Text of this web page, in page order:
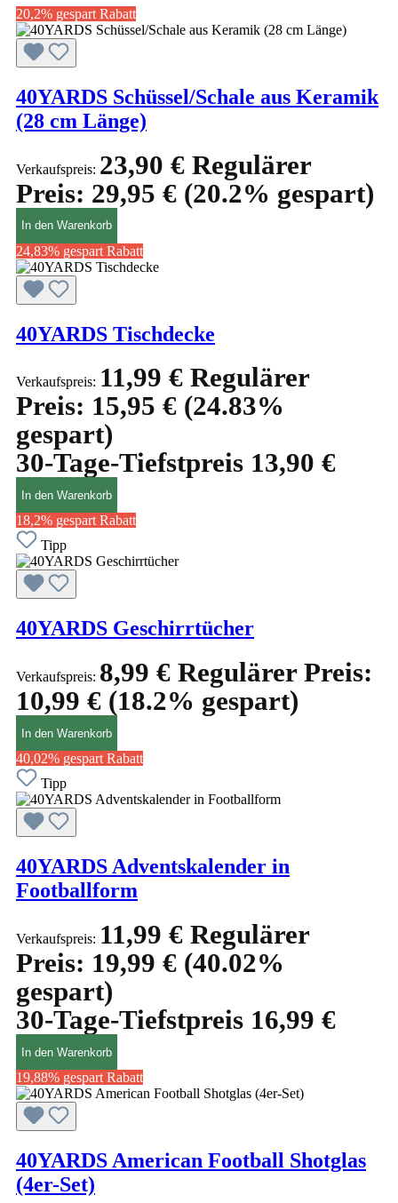
20,2% gespart Rabatt
40YARDS Schüssel/Schale aus Keramik
(28 cm Länge)
Verkaufspreis: 23,90 € Regulärer
Preis: 29,95 € (20.2% gespart)
In den Warenkorb
24,83% gespart Rabatt
40YARDS Tischdecke
Verkaufspreis: 11,99 € Regulärer
Preis: 15,95 € (24.83%
gespart)
30-Tage-Tiefstpreis 13,90 €
In den Warenkorb
18,2% gespart Rabatt
Tipp
40YARDS Geschirrtücher
Verkaufspreis: 8,99 € Regulärer Preis:
10,99 € (18.2% gespart)
In den Warenkorb
40,02% gespart Rabatt
Tipp
40YARDS Adventskalender in
Footballform
Verkaufspreis: 11,99 € Regulärer
Preis: 19,99 € (40.02%
gespart)
30-Tage-Tiefstpreis 16,99 €
In den Warenkorb
19,88% gespart Rabatt
40YARDS American Football Shotglas
(4er-Set)